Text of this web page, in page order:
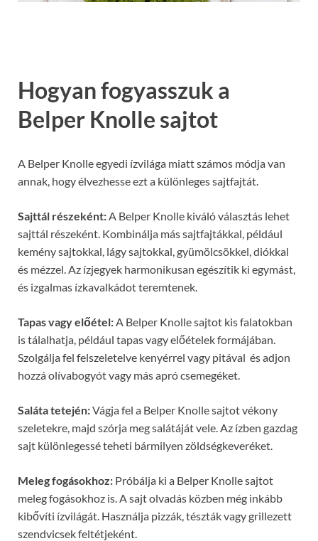
Hogyan fogyasszuk a
Belper Knolle sajtot
A Belper Knolle egyedi ízvilága miatt számos módja van
annak, hogy élvezhesse ezt a különleges sajtfajtát.
Sajttál részeként:A Belper Knolle kiváló választás lehet
sajttál részeként. Kombinálja más sajtfajtákkal, például
kemény sajtokkal, lágy sajtokkal, gyümölcsökkel, diókkal
és mézzel. Az ízjegyek harmonikusan egészítik ki egymást,
és izgalmas ízkavalkádot teremtenek.
Tapas vagy előétel:A Belper Knolle sajtot kis falatokban
is tálalhatja, például tapas vagy előételek formájában.
Szolgálja fel felszeletelve kenyérrel vagy pitával és adjon
hozzá olívabogyót vagy más apró csemegéket.
Saláta tetején:Vágja fel a Belper Knolle sajtot vékony
szeletekre, majd szórja meg salátáját vele. Az ízben gazdag
sajt különlegessé teheti bármilyen zöldségkeveréket.
Meleg fogásokhoz: Próbálja ki a Belper Knolle sajtot
meleg fogásokhoz is. A sajt olvadás közben még inkább
kibővíti ízvilágát. Használja pizzák, tészták vagy grillezett
szendvicsek feltétjeként.